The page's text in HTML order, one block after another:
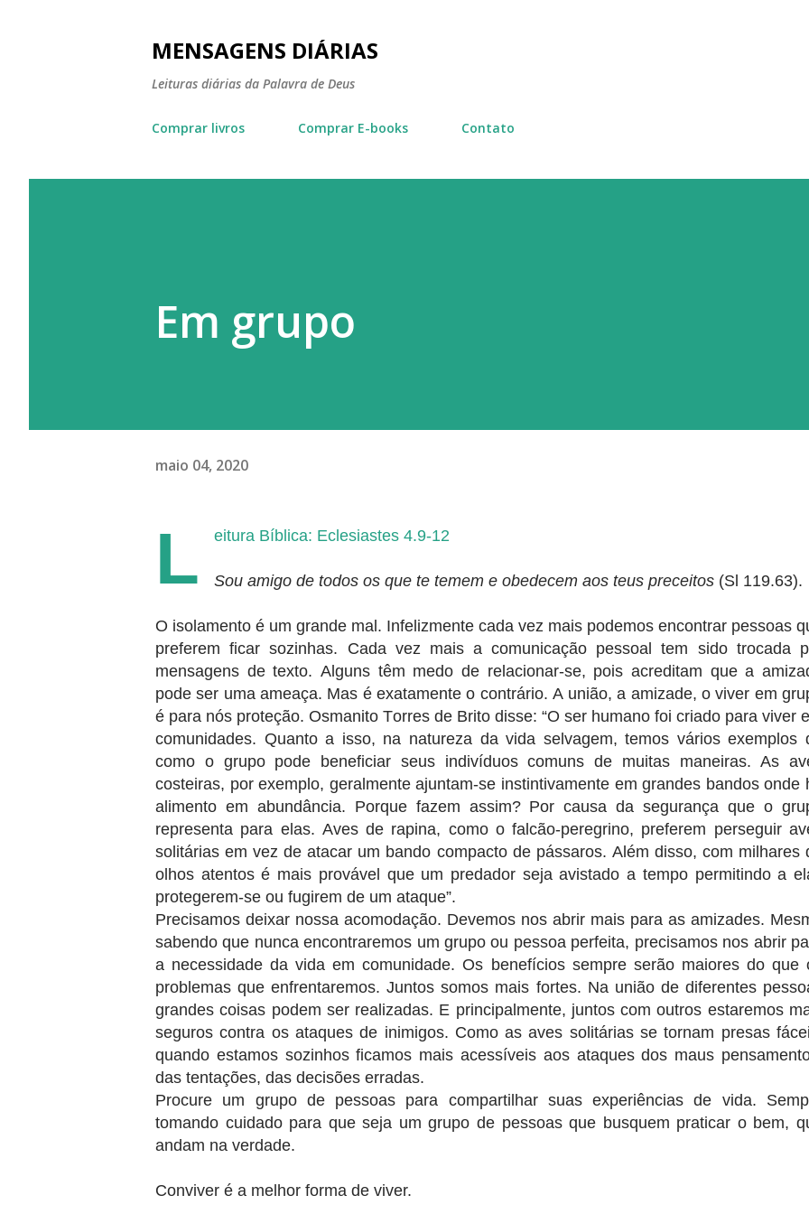
MENSAGENS DIÁRIAS
Leituras diárias da Palavra de Deus
Comprar livros Comprar E-books Contato
Em grupo
maio 04, 2020
L eitura Bíblica: Eclesiastes 4.9-12
Sou amigo de todos os que te temem e obedecem aos teus preceitos (Sl 119.63).
O isolamento é um grande mal. Infelizmente cada vez mais podemos encontrar pessoas
preferem ficar sozinhas. Cada vez mais a comunicação pessoal tem sido trocada
mensagens de texto. Alguns têm medo de relacionar-se, pois acreditam que a
pode ser uma ameaça. Mas é exatamente o contrário. A união, a amizade, o viver em
é para nós proteção. Osmanito Torres de Brito disse: “O ser humano foi criado para viver
comunidades. Quanto a isso, na natureza da vida selvagem, temos vários exemplos
como o grupo pode beneficiar seus indivíduos comuns de muitas maneiras. As
costeiras, por exemplo, geralmente ajuntam-se instintivamente em grandes bandos onde
alimento em abundância. Porque fazem assim? Por causa da segurança que o
representa para elas. Aves de rapina, como o falcão-peregrino, preferem perseguir
solitárias em vez de atacar um bando compacto de pássaros. Além disso, com milhares
olhos atentos é mais provável que um predador seja avistado a tempo permitindo a
protegerem-se ou fugirem de um ataque”.
Precisamos deixar nossa acomodação. Devemos nos abrir mais para as amizades.
sabendo que nunca encontraremos um grupo ou pessoa perfeita, precisamos nos abrir
a necessidade da vida em comunidade. Os benefícios sempre serão maiores do que
problemas que enfrentaremos. Juntos somos mais fortes. Na união de diferentes
grandes coisas podem ser realizadas. E principalmente, juntos com outros estaremos
seguros contra os ataques de inimigos. Como as aves solitárias se tornam presas
quando estamos sozinhos ficamos mais acessíveis aos ataques dos maus
das tentações, das decisões erradas.
Procure um grupo de pessoas para compartilhar suas experiências de vida.
tomando cuidado para que seja um grupo de pessoas que busquem praticar o bem,
andam na verdade.
Conviver é a melhor forma de viver.